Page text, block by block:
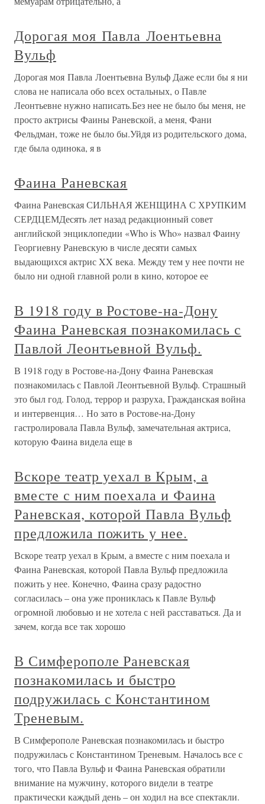
Дорогая моя Павла Лоентьевна
Вульф
Дорогая моя Павла Лоентьевна Вульф Даже если бы я ни
слова не написала обо всех остальных, о Павле
Леонтьевне нужно написать.Без нее не было бы меня, не
просто актрисы Фаины Раневской, а меня, Фани
Фельдман, тоже не было бы.Уйдя из родительского дома,
где была одинока, я в
Фаина Раневская
Фаина Раневская СИЛЬНАЯ ЖЕНЩИНА С ХРУПКИМ
СЕРДЦЕМДесять лет назад редакционный совет
английской энциклопедии «Who is Who» назвал Фаину
Георгиевну Раневскую в числе десяти самых
выдающихся актрис XX века. Между тем у нее почти не
было ни одной главной роли в кино, которое ее
В 1918 году в Ростове-на-Дону
Фаина Раневская познакомилась с
Павлой Леонтьевной Вульф.
В 1918 году в Ростове-на-Дону Фаина Раневская
познакомилась с Павлой Леонтьевной Вульф. Страшный
это был год. Голод, террор и разруха, Гражданская война
и интервенция… Но зато в Ростове-на-Дону
гастролировала Павла Вульф, замечательная актриса,
которую Фаина видела еще в
Вскоре театр уехал в Крым, а
вместе с ним поехала и Фаина
Раневская, которой Павла Вульф
предложила пожить у нее.
Вскоре театр уехал в Крым, а вместе с ним поехала и
Фаина Раневская, которой Павла Вульф предложила
пожить у нее. Конечно, Фаина сразу радостно
согласилась – она уже прониклась к Павле Вульф
огромной любовью и не хотела с ней расставаться. Да и
зачем, когда все так хорошо
В Симферополе Раневская
познакомилась и быстро
подружилась с Константином
Треневым.
В Симферополе Раневская познакомилась и быстро
подружилась с Константином Треневым. Началось все с
того, что Павла Вульф и Фаина Раневская обратили
внимание на мужчину, которого видели в театре
практически каждый день – он ходил на все спектакли.